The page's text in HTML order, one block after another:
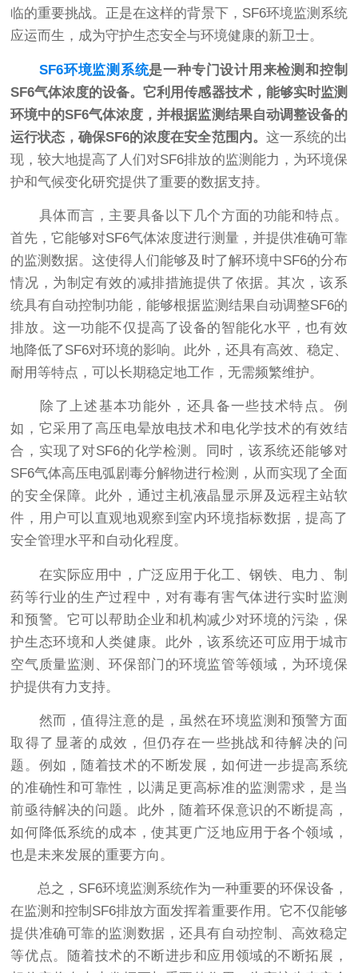
临的重要挑战。正是在这样的背景下，SF6环境监测系统
应运而生，成为守护生态安全与环境健康的新卫士。
SF6环境监测系统是一种专门设计用来检测和控制
SF6气体浓度的设备。它利用传感器技术，能够实时监测
环境中的SF6气体浓度，并根据监测结果自动调整设备的
运行状态，确保SF6的浓度在安全范围内。 这一系统的出
现，较大地提高了人们对SF6排放的监测能力，为环境保
护和气候变化研究提供了重要的数据支持。
具体而言，主要具备以下几个方面的功能和特点。
首先，它能够对SF6气体浓度进行测量，并提供准确可靠
的监测数据。这使得人们能够及时了解环境中SF6的分布
情况，为制定有效的减排措施提供了依据。其次，该系
统具有自动控制功能，能够根据监测结果自动调整SF6的
排放。这一功能不仅提高了设备的智能化水平，也有效
地降低了SF6对环境的影响。此外，还具有高效、稳定、
耐用等特点，可以长期稳定地工作，无需频繁维护。
除了上述基本功能外，还具备一些技术特点。例
如，它采用了高压电晕放电技术和电化学技术的有效结
合，实现了对SF6的化学检测。同时，该系统还能够对
SF6气体高压电弧剧毒分解物进行检测，从而实现了全面
的安全保障。此外，通过主机液晶显示屏及远程主站软
件，用户可以直观地观察到室内环境指标数据，提高了
安全管理水平和自动化程度。
在实际应用中，广泛应用于化工、钢铁、电力、制
药等行业的生产过程中，对有毒有害气体进行实时监测
和预警。它可以帮助企业和机构减少对环境的污染，保
护生态环境和人类健康。此外，该系统还可应用于城市
空气质量监测、环保部门的环境监管等领域，为环境保
护提供有力支持。
然而，值得注意的是，虽然在环境监测和预警方面
取得了显著的成效，但仍存在一些挑战和待解决的问
题。例如，随着技术的不断发展，如何进一步提高系统
的准确性和可靠性，以满足更高标准的监测需求，是当
前亟待解决的问题。此外，随着环保意识的不断提高，
如何降低系统的成本，使其更广泛地应用于各个领域，
也是未来发展的重要方向。
总之，SF6环境监测系统作为一种重要的环保设备，
在监测和控制SF6排放方面发挥着重要作用。它不仅能够
提供准确可靠的监测数据，还具有自动控制、高效稳定
等优点。随着技术的不断进步和应用领域的不断拓展，